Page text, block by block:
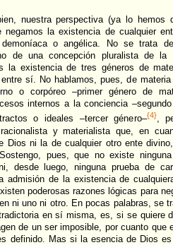
nuestra perspectiva (ya lo hemos
negamos la existencia de cualquier
o angélica. No se trata
de una concepción pluralista de
la existencia de tres géneros de
sí. No hablamos, pues, de
o corpóreo –primer género de
internos a la conciencia
o ideales –tercer género–{4},
y materialista que, en
Dios ni la de cualquier otro ente
pues, que no existe
desde luego, ninguna prueba de
admisión de la existencia de
poderosas razones lógicas para
ni uno ni otro. En pocas palabras, se
en sí misma, es, si se quiere
de un ser imposible, por cuanto que
definido. Mas si la esencia de Dios